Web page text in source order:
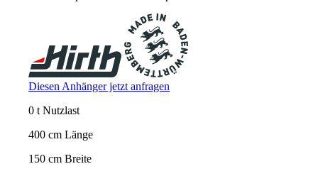
Diesen Anhänger jetzt anfragen
0 t Nutzlast
400 cm Länge
150 cm Breite